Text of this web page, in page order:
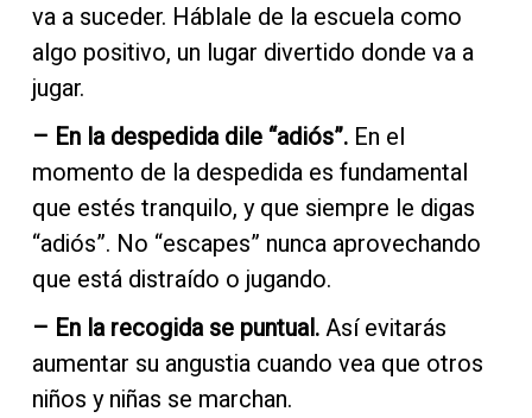
va a suceder. Háblale de la escuela como
algo positivo, un lugar divertido donde va a
jugar.
– En la despedida dile “adiós”.En el
momento de la despedida es fundamental
que estés tranquilo, y que siempre le digas
“adiós”. No “escapes” nunca aprovechando
que está distraído o jugando.
– En la recogida se puntual.Así evitarás
aumentar su angustia cuando vea que otros
niños y niñas se marchan.